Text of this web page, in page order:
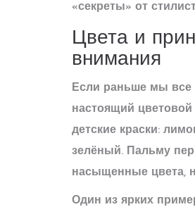
«секреты» от
Цвета и
внимания
Если раньше мы все
настоящий цветовой
детские краски:
зелёный. Пальму
насыщенные цвета,
Один из ярких